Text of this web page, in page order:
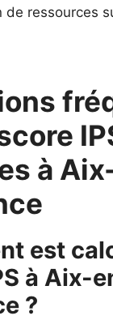
de ressources
à
est
à Aix-
?